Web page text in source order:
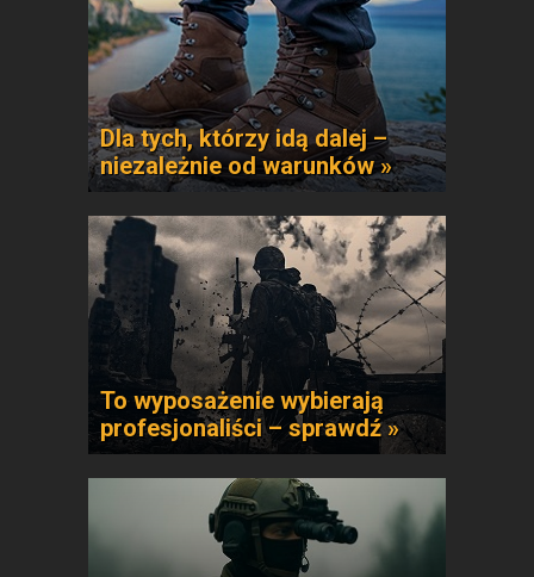
Dla tych, którzy idą dalej –
niezależnie od warunków »
To wyposażenie wybierają
profesjonaliści – sprawdź »